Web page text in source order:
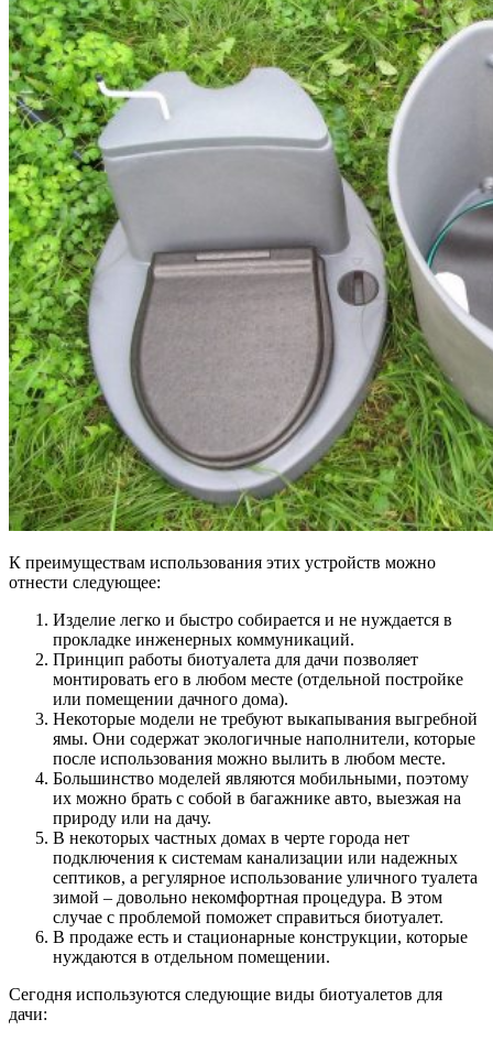
К преимуществам использования этих устройств можно
отнести следующее:
Изделие легко и быстро собирается и не нуждается в
прокладке инженерных коммуникаций.
Принцип работы биотуалета для дачи позволяет
монтировать его в любом месте (отдельной постройке
или помещении дачного дома).
Некоторые модели не требуют выкапывания выгребной
ямы. Они содержат экологичные наполнители, которые
после использования можно вылить в любом месте.
Большинство моделей являются мобильными, поэтому
их можно брать с собой в багажнике авто, выезжая на
природу или на дачу.
В некоторых частных домах в черте города нет
подключения к системам канализации или надежных
септиков, а регулярное использование уличного туалета
зимой – довольно некомфортная процедура. В этом
случае с проблемой поможет справиться биотуалет.
В продаже есть и стационарные конструкции, которые
нуждаются в отдельном помещении.
Сегодня используются следующие виды биотуалетов для
дачи: